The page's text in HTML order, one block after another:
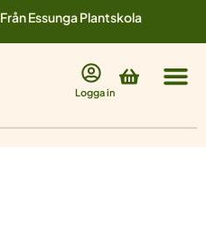
Essunga Plantskola
Logga in
Varukorg